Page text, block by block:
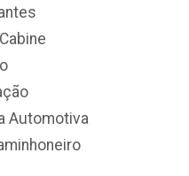
Automotiva